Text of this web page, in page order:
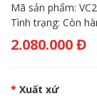
Mã sản phẩm:
Tình trạng: Còn
2.080.000 Đ
Xuất xứ